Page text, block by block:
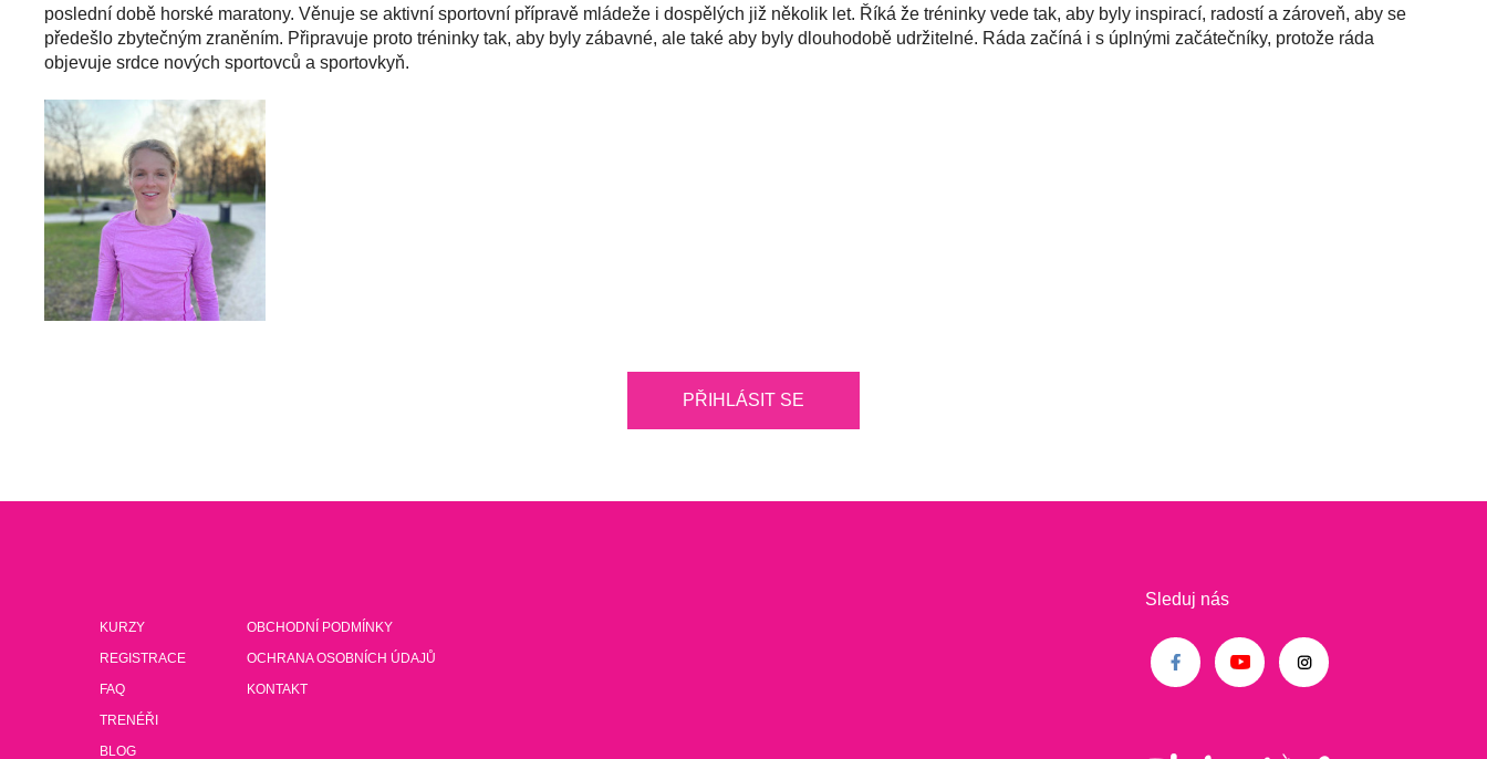
poslední době horské maratony. Věnuje se aktivní sportovní přípravě mládeže i dospělých již několik let. Říká že tréninky vede tak, aby byly inspirací, radostí a zároveň, aby se
předešlo zbytečným zraněním. Připravuje proto tréninky tak, aby byly zábavné, ale také aby byly dlouhodobě udržitelné. Ráda začíná i s úplnými začátečníky, protože ráda
objevuje srdce nových sportovců a sportovkyň.
PŘIHLÁSIT SE
KURZY
REGISTRACE
FAQ
TRENÉŘI
BLOG
OBCHODNÍ PODMÍNKY
OCHRANA OSOBNÍCH ÚDAJŮ
KONTAKT
Sleduj nás